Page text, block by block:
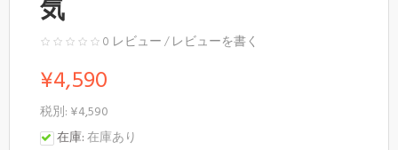
気
0 レビュー/レビューを書く
¥4,590
税別: ¥4,590
在庫:在庫あり